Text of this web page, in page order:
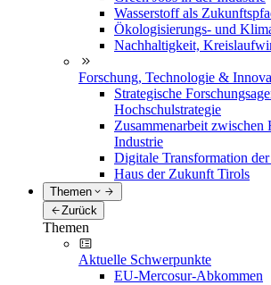
Wasserstoff als
Ökologisierungs- und
Nachhaltigkeit,
Forschung, Technologie &
Strategische
Hochschulstrategie
Zusammenarbeit zwischen
Industrie
Digitale Transformation
Haus der Zukunft Tirols
Themen
Zurück
Themen
Aktuelle Schwerpunkte
EU-Mercosur-Abkommen